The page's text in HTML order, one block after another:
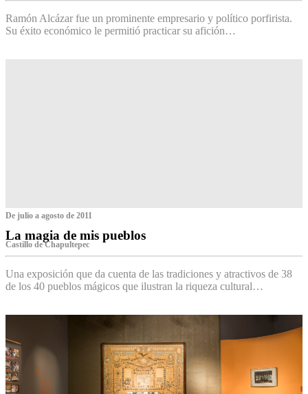
Ramón Alcázar fue un prominente empresario y político porfirista.
Su éxito económico le permitió practicar su afición…
De julio a agosto de 2011
La magia de mis pueblos
Castillo de Chapultepec
Una exposición que da cuenta de las tradiciones y atractivos de 38
de los 40 pueblos mágicos que ilustran la riqueza cultural…